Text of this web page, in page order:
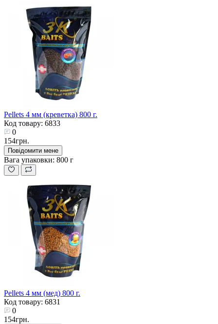
Pellets 4 мм (креветка) 800 г.
Код товару: 6833
0
154грн.
Повідомити мене
Вага упаковки: 800 г
Pellets 4 мм (мед) 800 г.
Код товару: 6831
0
154грн.